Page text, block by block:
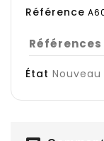
Référence
État